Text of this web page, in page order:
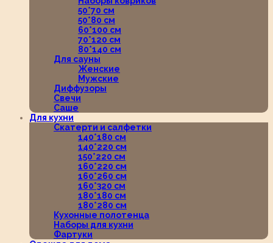
50*70 см
50*80 см
60*100 см
70*120 см
80*140 см
Для сауны
Женские
Мужские
Диффузоры
Свечи
Саше
Для кухни
Скатерти и салфетки
140*180 см
140*220 см
150*220 см
160*220 см
160*260 см
160*320 см
180*180 см
180*280 см
Кухонные полотенца
Наборы для кухни
Фартуки